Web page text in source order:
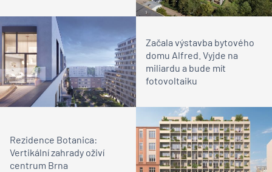
Začala výstavba bytového
domu Alfred. Vyjde na
miliardu a bude mít
fotovoltaiku
Rezidence Botanica:
Vertikální zahrady oživí
centrum Brna